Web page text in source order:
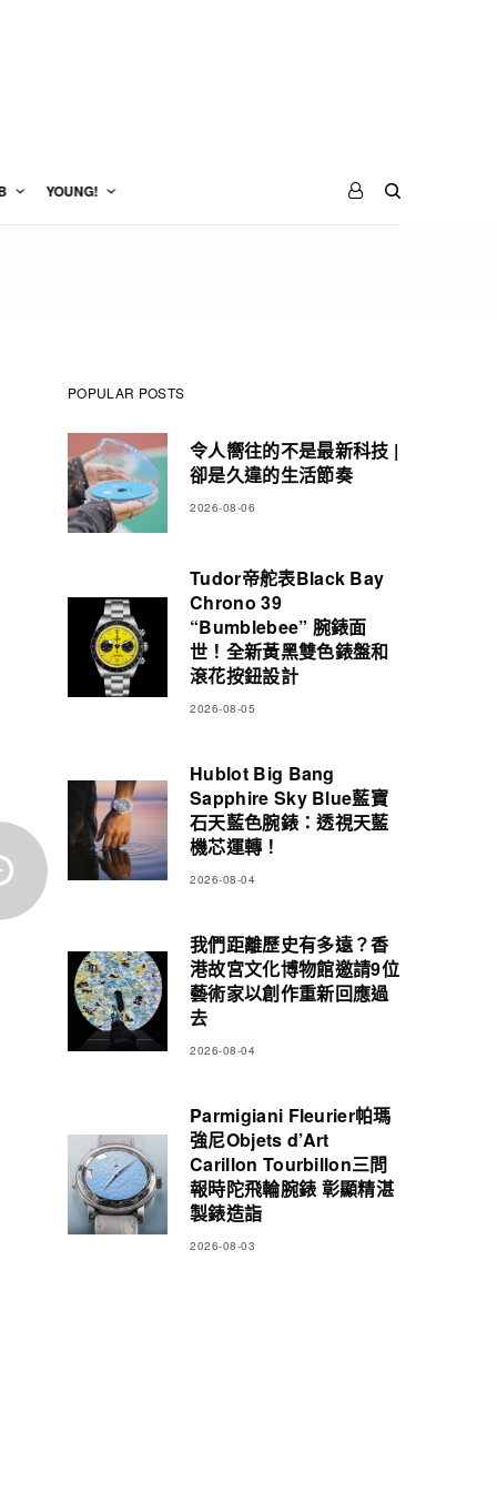
YOUNG!
POPULAR POSTS
令人嚮往的不是最新科技 |
卻是久違的生活節奏
2026-08-06
Tudor帝舵表Black Bay
Chrono 39
“Bumblebee” 腕錶面
世！全新黃黑雙色錶盤和
滾花按鈕設計
2026-08-05
Hublot Big Bang
Sapphire Sky Blue藍寶
石天藍色腕錶：透視天藍
機芯運轉！
2026-08-04
我們距離歷史有多遠？香
港故宮文化博物館邀請9位
藝術家以創作重新回應過
去
2026-08-04
Parmigiani Fleurier帕瑪
強尼Objets d’Art
Carillon Tourbillon三問
報時陀飛輪腕錶 彰顯精湛
製錶造詣
2026-08-03